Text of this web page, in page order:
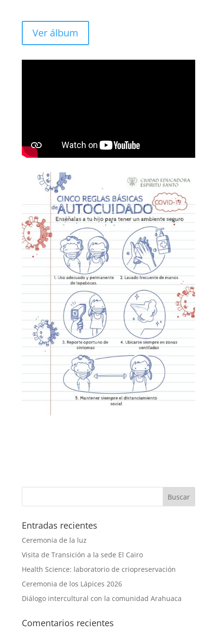
Ver álbum
Entradas recientes
Ceremonia de la luz
Visita de Transición a la sede El Cairo
Health Science: laboratorio de criopreservación
Ceremonia de los Lápices 2026
Diálogo intercultural con la comunidad Arahuaca
Comentarios recientes